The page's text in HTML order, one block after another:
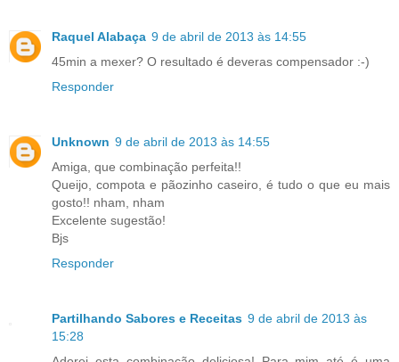
Raquel Alabaça 9 de abril de 2013 às 14:55
45min a mexer? O resultado é deveras compensador :-)
Responder
Unknown 9 de abril de 2013 às 14:55
Amiga, que combinação perfeita!!
Queijo, compota e pãozinho caseiro, é tudo o que eu mais
gosto!! nham, nham
Excelente sugestão!
Bjs
Responder
Partilhando Sabores e Receitas 9 de abril de 2013 às
15:28